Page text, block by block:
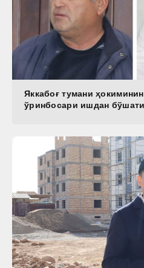
Яккабоғ тумани
ўринбосари ишдан